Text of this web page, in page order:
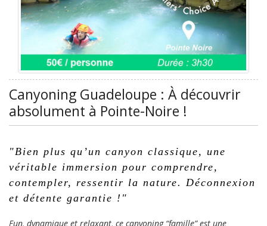
Bien plus qu’un canyon classique, une
véritable immersion pour comprendre,
contempler, ressentir la nature. Déconnexion
et détente garantie !"
Fun, dynamique et relaxant, ce canyoning “famille” est une
randonnée aquatique sans descente en rappel. Pas de difficultés
obligatoires. Toboggans et sauts contournables. (À partir de 8
ans).
4,9
+1880 avis
(lire les avis en bas de page)